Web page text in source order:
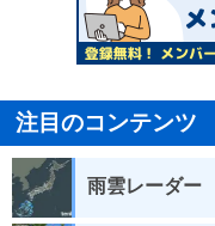
注目のコンテンツ
雨雲レーダー